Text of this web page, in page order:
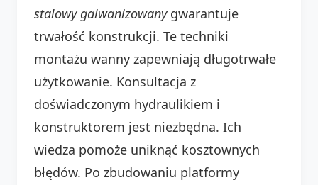
stalowy galwanizowanygwarantuje
trwałość konstrukcji. Te techniki
montażu wanny zapewniają długotrwałe
użytkowanie. Konsultacja z
doświadczonym hydraulikiem i
konstruktorem jest niezbędna. Ich
wiedza pomoże uniknąć kosztownych
błędów. Po zbudowaniu platformy